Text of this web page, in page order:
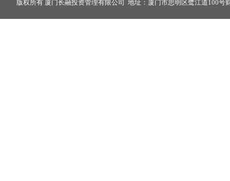
版权所有 厦门长融投资管理有限公司 地址：厦门市思明区鹭江道100